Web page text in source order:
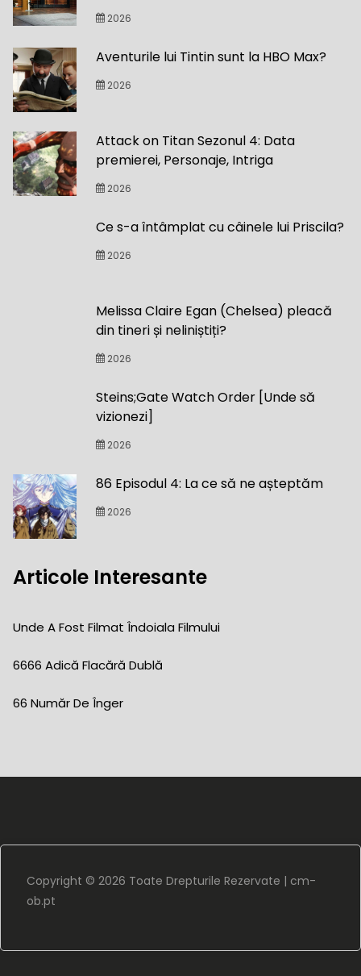
2026
Aventurile lui Tintin sunt la HBO Max?
2026
Attack on Titan Sezonul 4: Data
premierei, Personaje, Intriga
2026
Ce s-a întâmplat cu câinele lui Priscila?
2026
Melissa Claire Egan (Chelsea) pleacă
din tineri și neliniștiți?
2026
Steins;Gate Watch Order [Unde să
vizionezi]
2026
86 Episodul 4: La ce să ne așteptăm
2026
Articole Interesante
Unde A Fost Filmat Îndoiala Filmului
6666 Adică Flacără Dublă
66 Număr De Înger
Copyright © 2026 Toate Drepturile Rezervate | cm-
ob.pt